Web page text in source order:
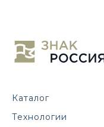
Каталог
Технологии